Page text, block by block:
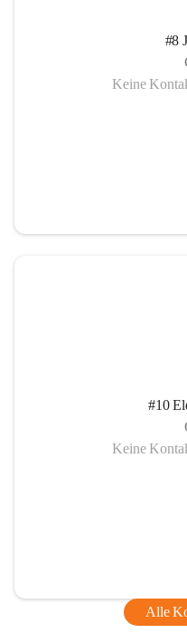
#8
Keine
#10
Keine
Alle